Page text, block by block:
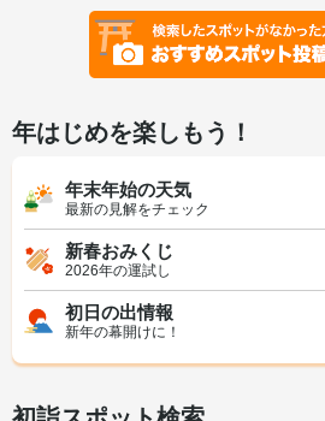
年はじめを楽しもう！
年末年始の天気
最新の見解をチェック
新春おみくじ
2026年の運試し
初日の出情報
新年の幕開けに！